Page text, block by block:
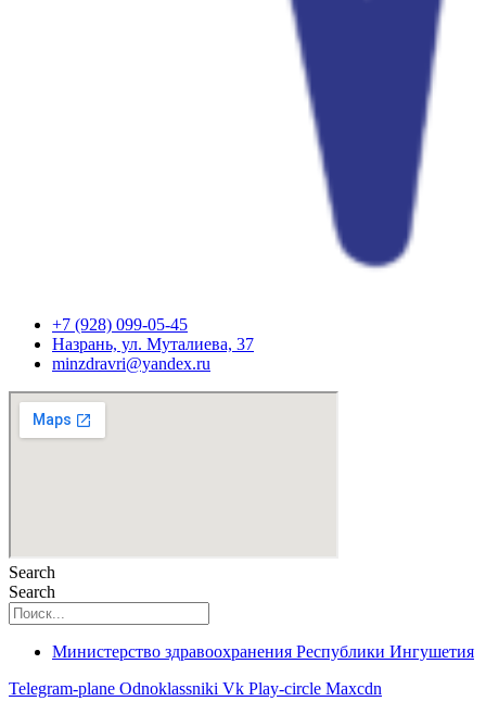
+7 (928) 099-05-45
Назрань, ул. Муталиева, 37
minzdravri@yandex.ru
Search
Search
Министерство здравоохранения Республики Ингушетия
Telegram-plane Odnoklassniki Vk Play-circle Maxcdn